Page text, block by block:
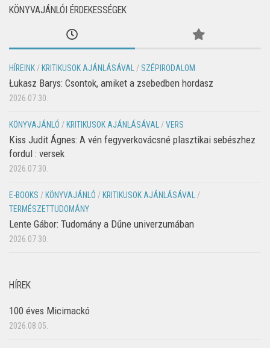
KÖNYVAJÁNLÓI ÉRDEKESSÉGEK
HÍREINK/ KRITIKUSOK AJÁNLÁSÁVAL/ SZÉPIRODALOM
Łukasz Barys: Csontok, amiket a zsebedben hordasz
2026.07.30.
KÖNYVAJÁNLÓ / KRITIKUSOK AJÁNLÁSÁVAL/VERS
Kiss Judit Ágnes: A vén fegyverkovácsné plasztikai sebészhez
fordul : versek
2026.07.30.
E-BOOKS / KÖNYVAJÁNLÓ / KRITIKUSOK AJÁNLÁSÁVAL/
TERMÉSZETTUDOMÁNY
Lente Gábor: Tudomány a Dűne univerzumában
2026.07.30.
HÍREK
100 éves Micimackó
2026.08.05.